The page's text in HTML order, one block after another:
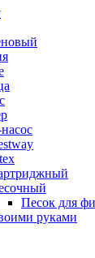
Песок для
руками